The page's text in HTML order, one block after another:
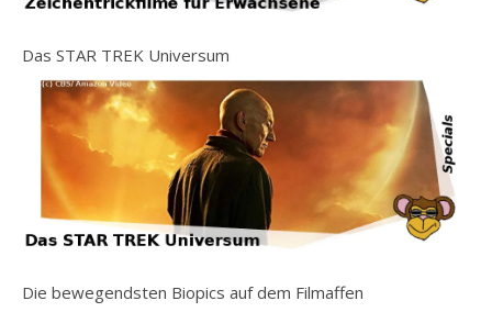
Das STAR TREK Universum
Die bewegendsten Biopics auf dem Filmaffen